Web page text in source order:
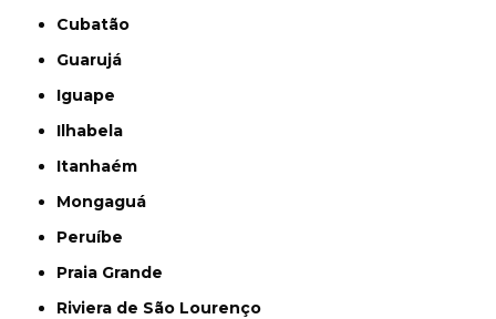
Cubatão
Guarujá
Iguape
Ilhabela
Itanhaém
Mongaguá
Peruíbe
Praia Grande
Riviera de São Lourenço